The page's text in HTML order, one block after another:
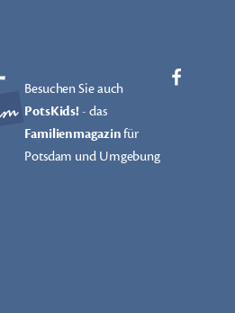
Besuchen Sie auch
PotsKids!- das
Familienmagazinfür
Potsdam und Umgebung